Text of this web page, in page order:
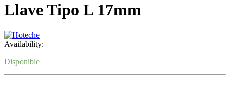
Llave Tipo L 17mm
Availability:
Disponible